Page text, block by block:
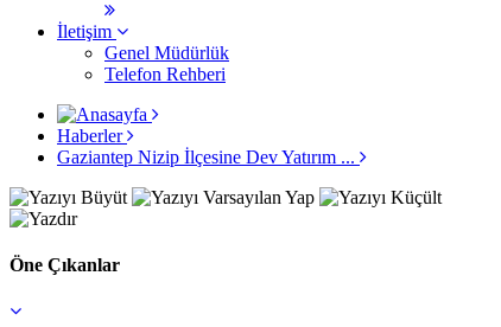
İletişim
Genel Müdürlük
Telefon Rehberi
Haberler
Gaziantep Nizip İlçesine Dev Yatırım ...
Öne Çıkanlar